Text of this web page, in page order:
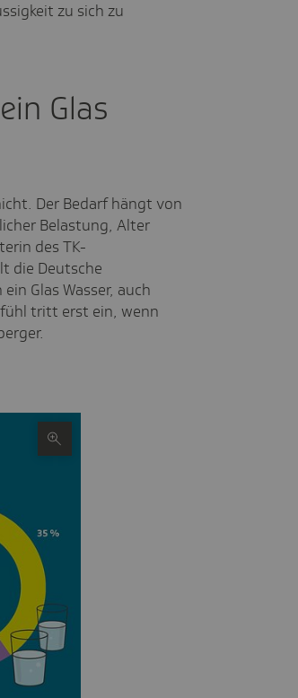
zu sich zu
Glas
Der Bedarf hängt von
Belastung, Alter
des TK-
die Deutsche
Glas Wasser, auch
tritt erst ein, wenn